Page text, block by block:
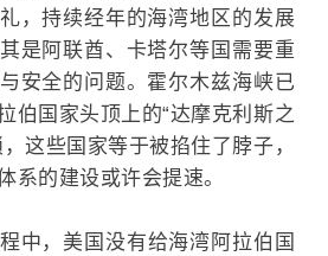
，持续经年的海湾地区的发展
是阿联酋、卡塔尔等国需要重
安全的问题。霍尔木兹海峡已
伯国家头顶上的“达摩克利斯之
这些国家等于被掐住了脖子，
系的建设或许会提速。
中，美国没有给海湾阿拉伯国